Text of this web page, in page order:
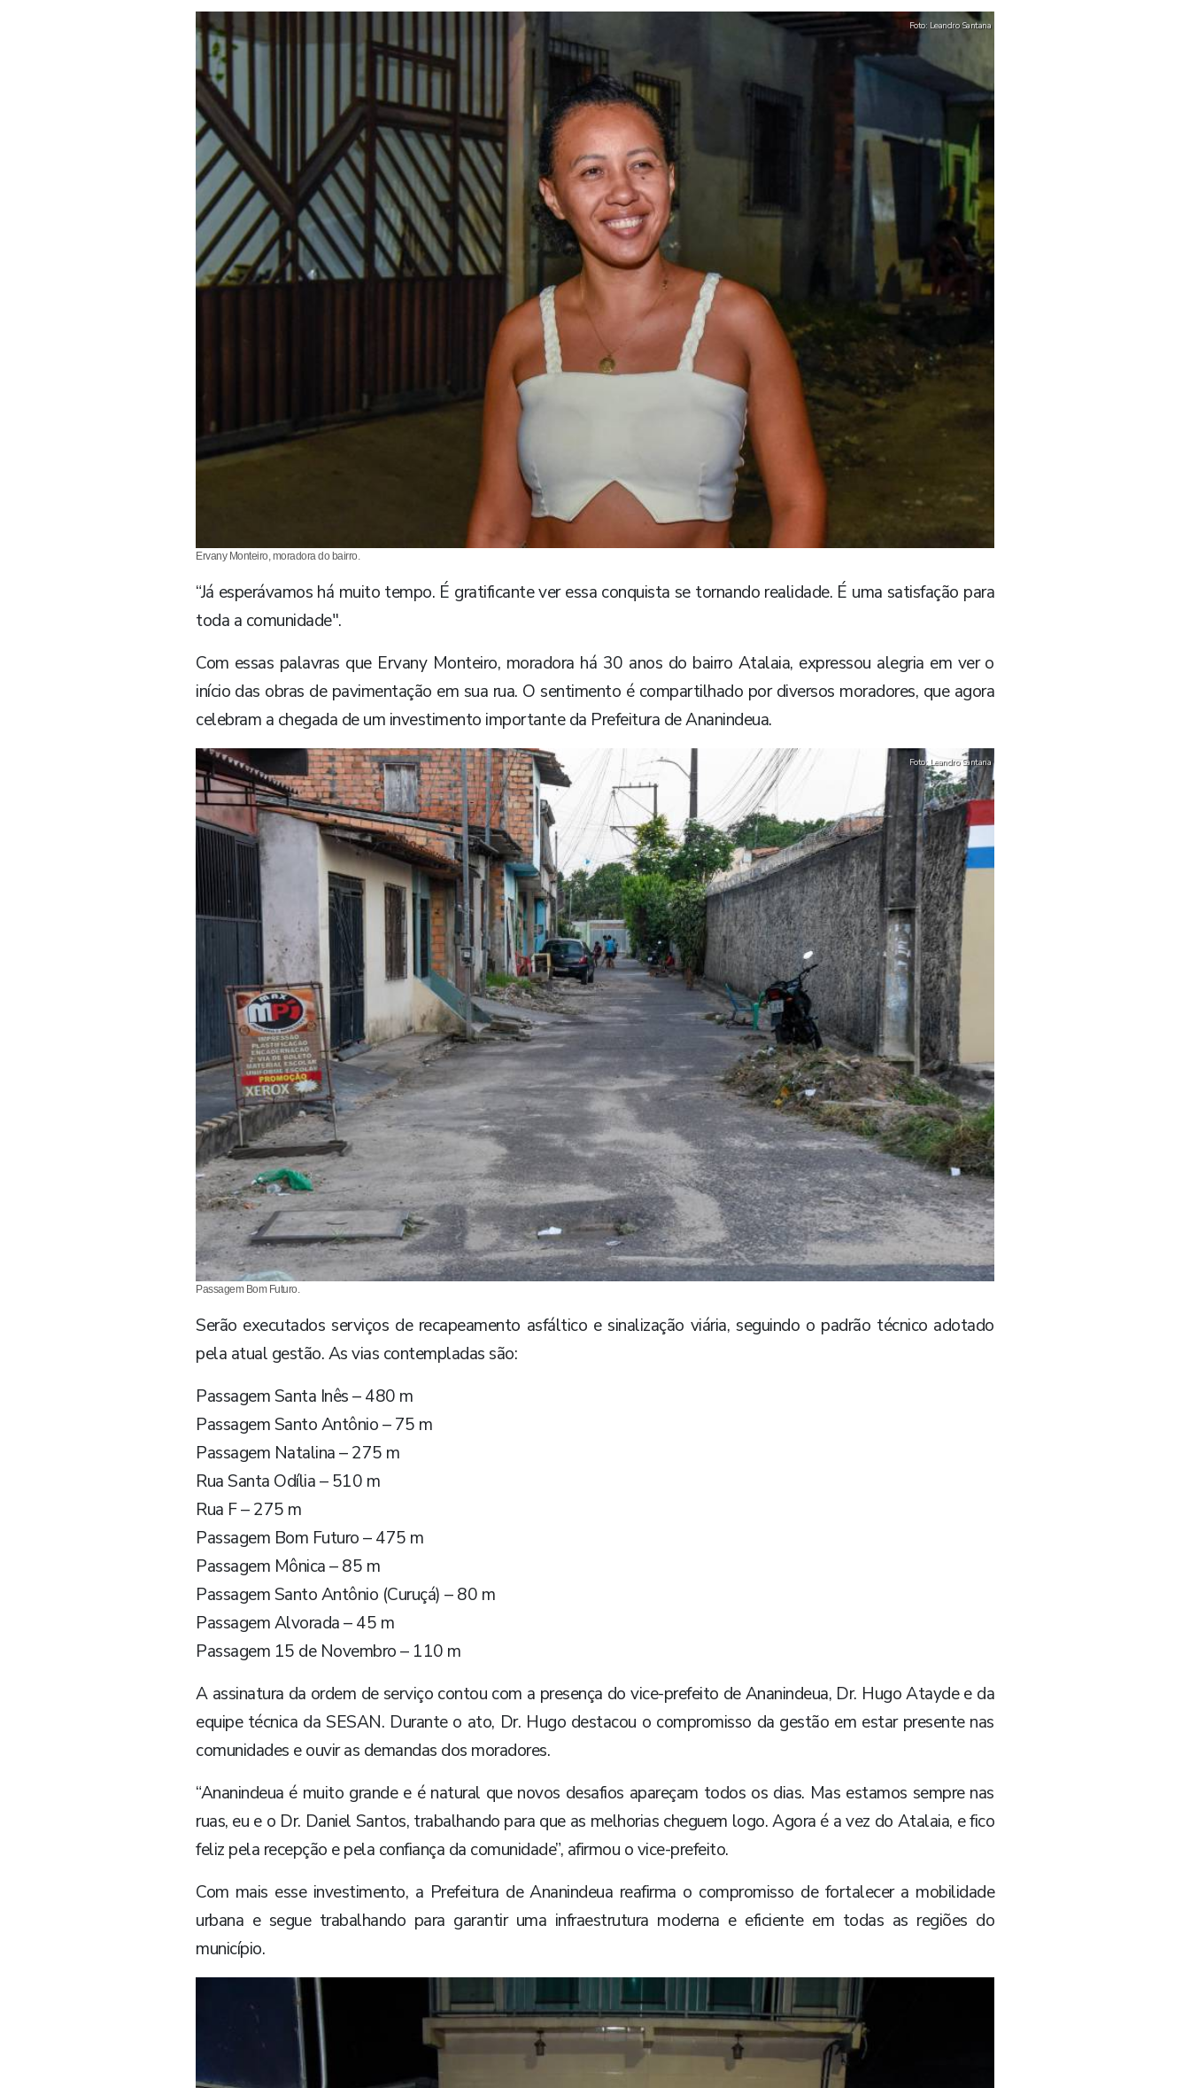
Ervany Monteiro, moradora do bairro.
Foto: Leandro Santana
“Já esperávamos há muito tempo. É gratificante ver essa conquista se tornando realidade. É uma satisfação para
toda a comunidade".
Com essas palavras que Ervany Monteiro, moradora há 30 anos do bairro Atalaia, expressou alegria em ver o
início das obras de pavimentação em sua rua. O sentimento é compartilhado por diversos moradores, que agora
celebram a chegada de um investimento importante da Prefeitura de Ananindeua.
Passagem Bom Futuro.
Foto: Leandro Santana
Serão executados serviços de recapeamento asfáltico e sinalização viária, seguindo o padrão técnico adotado
pela atual gestão. As vias contempladas são:
Passagem Santa Inês – 480 m
Passagem Santo Antônio – 75 m
Passagem Natalina – 275 m
Rua Santa Odília – 510 m
Rua F – 275 m
Passagem Bom Futuro – 475 m
Passagem Mônica – 85 m
Passagem Santo Antônio (Curuçá) – 80 m
Passagem Alvorada – 45 m
Passagem 15 de Novembro – 110 m
A assinatura da ordem de serviço contou com a presença do vice-prefeito de Ananindeua, Dr. Hugo Atayde e da
equipe técnica da SESAN. Durante o ato, Dr. Hugo destacou o compromisso da gestão em estar presente nas
comunidades e ouvir as demandas dos moradores.
“Ananindeua é muito grande e é natural que novos desafios apareçam todos os dias. Mas estamos sempre nas
ruas, eu e o Dr. Daniel Santos, trabalhando para que as melhorias cheguem logo. Agora é a vez do Atalaia, e fico
feliz pela recepção e pela confiança da comunidade”, afirmou o vice-prefeito.
Com mais esse investimento, a Prefeitura de Ananindeua reafirma o compromisso de fortalecer a mobilidade
urbana e segue trabalhando para garantir uma infraestrutura moderna e eficiente em todas as regiões do
município.